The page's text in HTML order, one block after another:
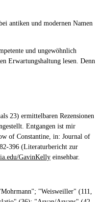
antiken und modernen Namen
und ungewöhnlich
Erwartungshaltung lesen. Denn
23) ermittelbaren Rezensionen
Entgangen ist mir
of Constantine, in: Journal of
396 (Literaturbericht zur
GavinKelly einsehbar.
"Weisweiller" (111,